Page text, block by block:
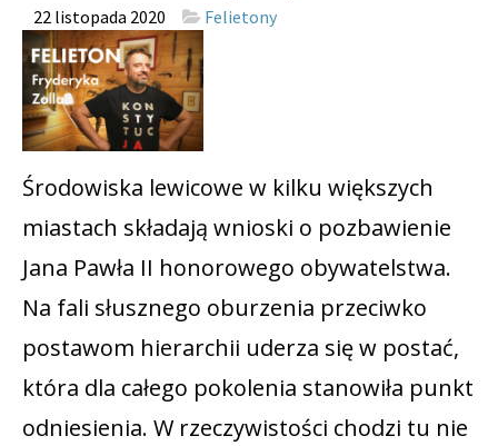
22 listopada 2020 Felietony
Środowiska lewicowe w kilku większych
miastach składają wnioski o pozbawienie
Jana Pawła II honorowego obywatelstwa.
Na fali słusznego oburzenia przeciwko
postawom hierarchii uderza się w postać,
która dla całego pokolenia stanowiła punkt
odniesienia. W rzeczywistości chodzi tu nie